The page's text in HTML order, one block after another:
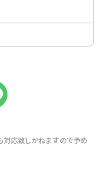
対応致しかねますので予め